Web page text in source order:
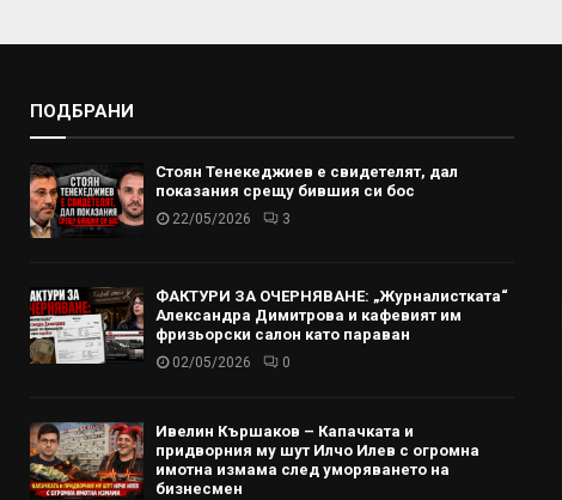
ПОДБРАНИ
Стоян Тенекеджиев е свидетелят, дал
показания срещу бившия си бос
22/05/2026 3
ФАКТУРИ ЗА ОЧЕРНЯВАНЕ: „Журналистката“
Александра Димитрова и кафевият им
фризьорски салон като параван
02/05/2026 0
Ивелин Кършаков – Капачката и
придворния му шут Илчо Илев с огромна
имотна измама след уморяването на
бизнесмен